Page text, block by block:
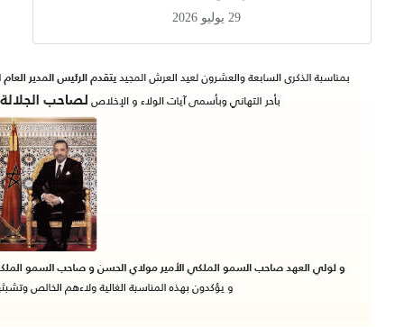
29 يوليو 2026